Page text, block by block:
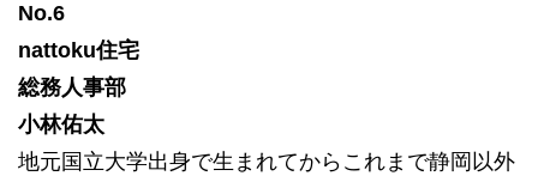
No.6
nattoku住宅
総務人事部
小林佑太
地元国立大学出身で生まれてからこれまで静岡以外